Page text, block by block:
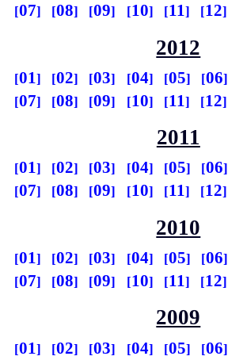
07
08 09 10 11 12
2012
01 02 03 04 05
06
07
08 09 10 11 12
2011
01 02 03 04 05
06
07
08 09 10 11 12
2010
01 02 03 04 05
06
07
08 09 10 11 12
2009
01 02 03 04 05
06